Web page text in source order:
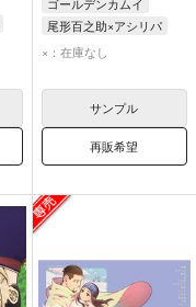
尾形百之助×アシリパ
尾形百之助
×：在庫なし
サンプル
再販希望